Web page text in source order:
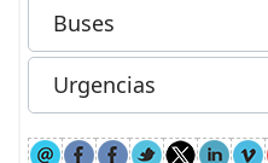
Buses
Urgencias